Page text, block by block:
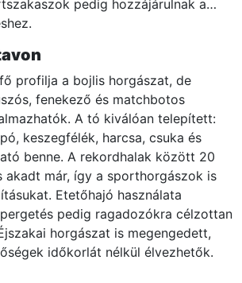
pedig hozzájárulnak a
profilja a bojlis horgászat, de
fenekező és matchbotos
A tó kiválóan telepített:
keszegfélék, harcsa, csuka és
benne. A rekordhalak között 20
már, így a sporthorgászok is
Etetőhajó használata
pedig ragadozókra célzottan
horgászat is megengedett,
időkorlát nélkül élvezhetők.